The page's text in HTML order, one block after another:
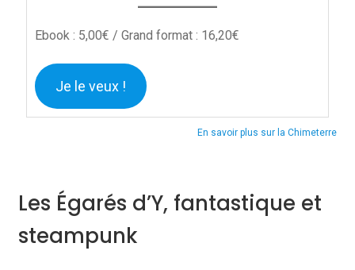
Ebook : 5,00€ / Grand format : 16,20€
Je le veux !
En savoir plus sur la Chimeterre
Les Égarés d’Y, fantastique et
steampunk